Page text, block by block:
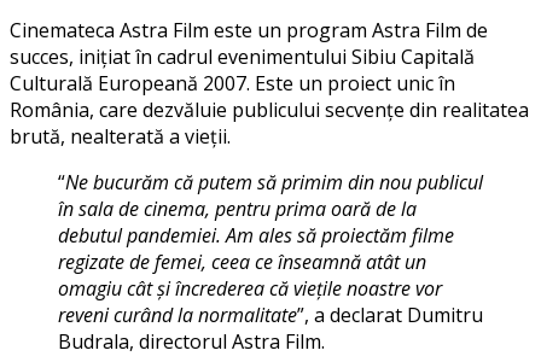
Cinemateca Astra Film este un program Astra Film de
succes, inițiat în cadrul evenimentului Sibiu Capitală
Culturală Europeană 2007. Este un proiect unic în
România, care dezvăluie publicului secvențe din realitatea
brută, nealterată a vieții.
“Ne bucurăm că putem să primim din nou publicul
în sala de cinema, pentru prima oară de la
debutul pandemiei. Am ales să proiectăm filme
regizate de femei, ceea ce înseamnă atât un
omagiu cât și încrederea că viețile noastre vor
reveni curând la normalitate”, a declarat Dumitru
Budrala, directorul Astra Film.